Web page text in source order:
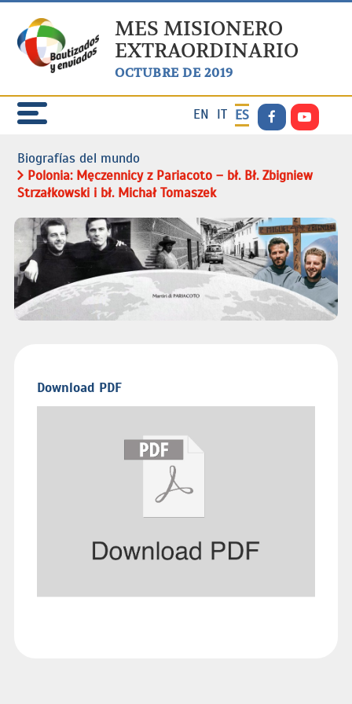
MES MISIONERO
EXTRAORDINARIO
OCTUBRE DE 2019
EN IT ES
Biografías del mundo
Polonia: Męczennicy z Pariacoto – bł. Bł. Zbigniew
Strzałkowski i bł. Michał Tomaszek
Download PDF